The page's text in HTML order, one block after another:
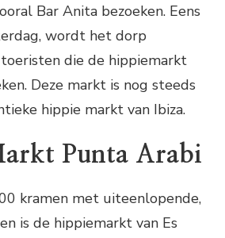
Bar Anita bezoeken. Eens
wordt het dorp
die de hippiemarkt
Deze markt is nog steeds
hippie markt van Ibiza.
Punta Arabi
kramen met uiteenlopende,
is de hippiemarkt van Es